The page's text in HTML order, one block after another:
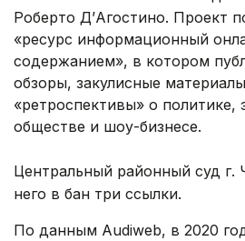
Роберто Д’Агостино. Проект
«ресурс информационный
содержанием», в котором
обзоры, закулисные
«ретроспективы» о политике,
обществе и шоу-бизнесе.
Центральный районный суд г.
него в бан три ссылки.
По данным Audiweb, в 2020